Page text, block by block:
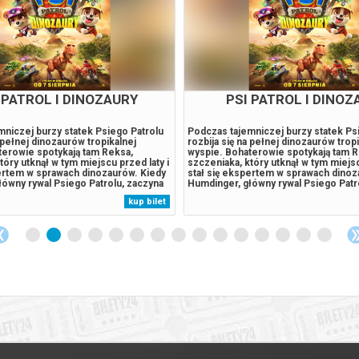
MAN: CAŁKIEM NOWY
dorosłym mężczyzną żyjącym
gdy z własnej woli wymazał
tych, których kochał. Walcząc z
w Nowym Jorku, który nie zna już
pełni poświęcił się ochronie miasta.
zaczynają go przytłaczać,
zaskakującą fizyczną przemianę,
jego istnieniu, podczas gdy nowy,
kup bilet
PSI PATROL I
Podczas tajemniczej burzy statek
rozbija się na pełnej dinozaurów
wyspie. Bohaterowie spotykają tam
szczeniaka, który utknął w tym
stał się ekspertem w sprawach
Humdinger, główny rywal Psiego
lekkomyślnie eksploatować zasoby
wyspy, doprowadza do wybuchu
uśpionego od lat wulkanu. Psi